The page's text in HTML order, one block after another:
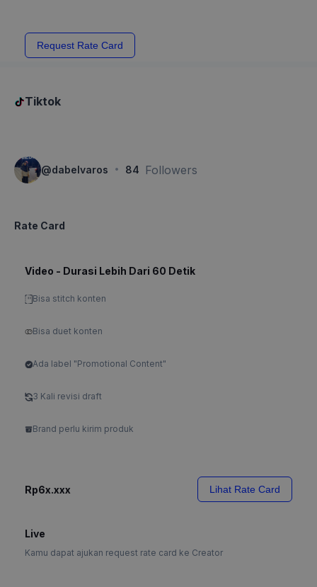
Request Rate Card
Tiktok
@dabelvaros · 84 Followers
Rate Card
Video - Durasi Lebih Dari 60 Detik
Bisa stitch konten
Bisa duet konten
Ada label "Promotional Content"
3 Kali revisi draft
Brand perlu kirim produk
Rp6x.xxx Lihat Rate Card
Live
Kamu dapat ajukan request rate card ke Creator